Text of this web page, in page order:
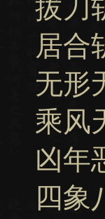
拔刀
居合
无形
乘风
凶年
四象